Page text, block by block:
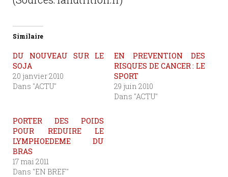
Similaire
DU NOUVEAU SUR LE
SOJA
20 janvier 2010
Dans "ACTU"
EN PREVENTION DES
RISQUES DE CANCER : LE
SPORT
29 juin 2010
Dans "ACTU"
PORTER DES POIDS
POUR REDUIRE LE
LYMPHOEDEME DU
BRAS
17 mai 2011
Dans "EN BREF"